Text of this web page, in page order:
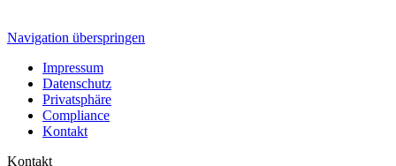
Navigation überspringen
Impressum
Datenschutz
Privatsphäre
Compliance
Kontakt
Kontakt